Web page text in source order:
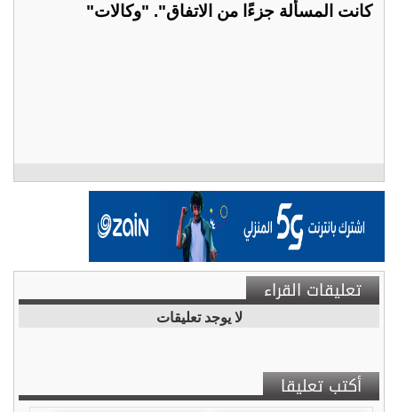
كانت المسألة جزءًا من الاتفاق". "وكالات"
تعليقات القراء
لا يوجد تعليقات
أكتب تعليقا